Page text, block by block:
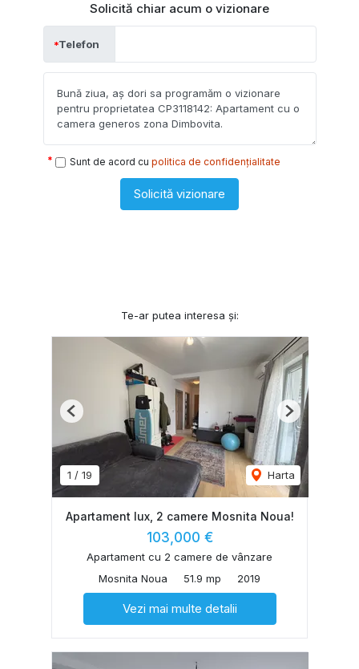
Solicită chiar acum o vizionare
Telefon
Sunt de acord cu politica de confidențialitate
Solicită vizionare
Te-ar putea interesa și:
1 / 19 Harta
Previous Next
Apartament lux, 2 camere Mosnita Noua!
103,000 €
Apartament cu 2 camere de vânzare
Mosnita Noua
51.9 mp 2019
Vezi mai multe detalii